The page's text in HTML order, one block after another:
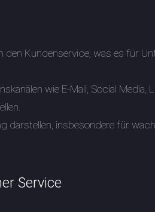
den Kundenservice, was es für
wie E-Mail, Social
darstellen, insbesondere für
Service